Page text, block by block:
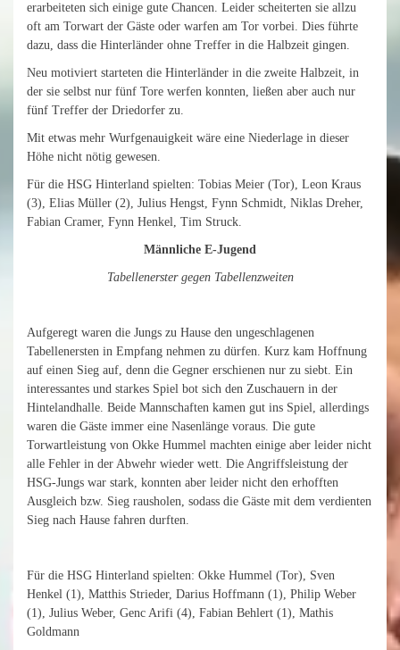
erarbeiteten sich einige gute Chancen. Leider scheiterten sie allzu
oft am Torwart der Gäste oder warfen am Tor vorbei. Dies führte
dazu, dass die Hinterländer ohne Treffer in die Halbzeit gingen.
Neu motiviert starteten die Hinterländer in die zweite Halbzeit, in
der sie selbst nur fünf Tore werfen konnten, ließen aber auch nur
fünf Treffer der Driedorfer zu.
Mit etwas mehr Wurfgenauigkeit wäre eine Niederlage in dieser
Höhe nicht nötig gewesen.
Für die HSG Hinterland spielten: Tobias Meier (Tor), Leon Kraus
(3), Elias Müller (2), Julius Hengst, Fynn Schmidt, Niklas Dreher,
Fabian Cramer, Fynn Henkel, Tim Struck.
Männliche E-Jugend
Tabellenerster gegen Tabellenzweiten
Aufgeregt waren die Jungs zu Hause den ungeschlagenen
Tabellenersten in Empfang nehmen zu dürfen. Kurz kam Hoffnung
auf einen Sieg auf, denn die Gegner erschienen nur zu siebt. Ein
interessantes und starkes Spiel bot sich den Zuschauern in der
Hintelandhalle. Beide Mannschaften kamen gut ins Spiel, allerdings
waren die Gäste immer eine Nasenlänge voraus. Die gute
Torwartleistung von Okke Hummel machten einige aber leider nicht
alle Fehler in der Abwehr wieder wett. Die Angriffsleistung der
HSG-Jungs war stark, konnten aber leider nicht den erhofften
Ausgleich bzw. Sieg rausholen, sodass die Gäste mit dem verdienten
Sieg nach Hause fahren durften.
Für die HSG Hinterland spielten: Okke Hummel (Tor), Sven
Henkel (1), Matthis Strieder, Darius Hoffmann (1), Philip Weber
(1), Julius Weber, Genc Arifi (4), Fabian Behlert (1), Mathis
Goldmann